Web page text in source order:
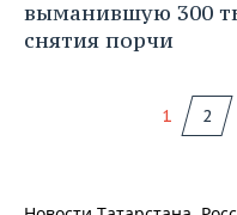
выманившую 300
снятия порчи
1 2